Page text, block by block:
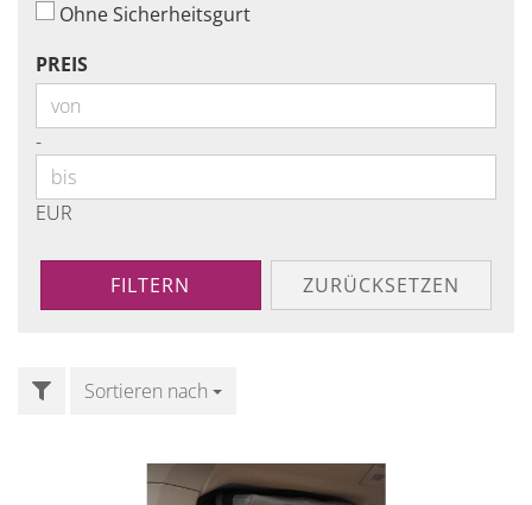
Ohne Sicherheitsgurt
PREIS
PREIS
Preis bis
-
EUR
FILTERN ZURÜCKSETZEN
FILTERSortieren nach
Sortieren nach